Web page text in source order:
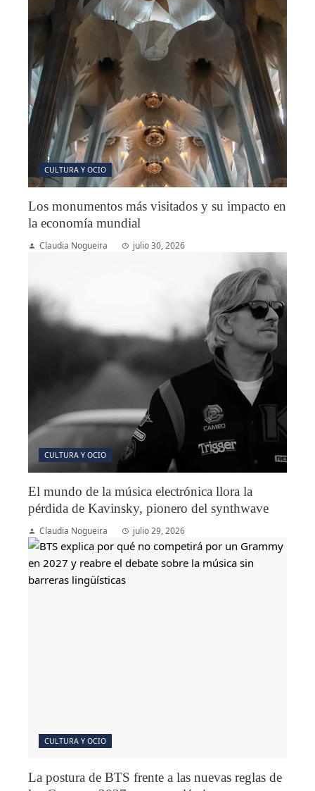
CULTURA Y OCIO
Los monumentos más visitados y su impacto en
la economía mundial
Claudia Nogueira julio 30, 2026
CULTURA Y OCIO
El mundo de la música electrónica llora la
pérdida de Kavinsky, pionero del synthwave
Claudia Nogueira julio 29, 2026
CULTURA Y OCIO
La postura de BTS frente a las nuevas reglas de